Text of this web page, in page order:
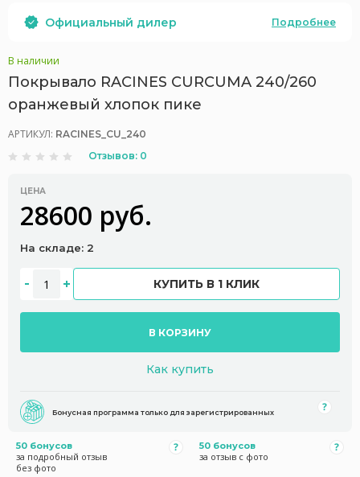
Официальный дилер Подробнее
В наличии
Покрывало RACINES CURCUMA 240/260
оранжевый хлопок пике
АРТИКУЛ: RACINES_CU_240
Отзывов: 0
ЦЕНА
28600 руб.
На складе: 2
КУПИТЬ В 1 КЛИК
В КОРЗИНУ
Как купить
Бонусная программа только для зарегистрированных
50 бонусов
за подробный отзыв
без фото
50 бонусов
за отзыв с фото